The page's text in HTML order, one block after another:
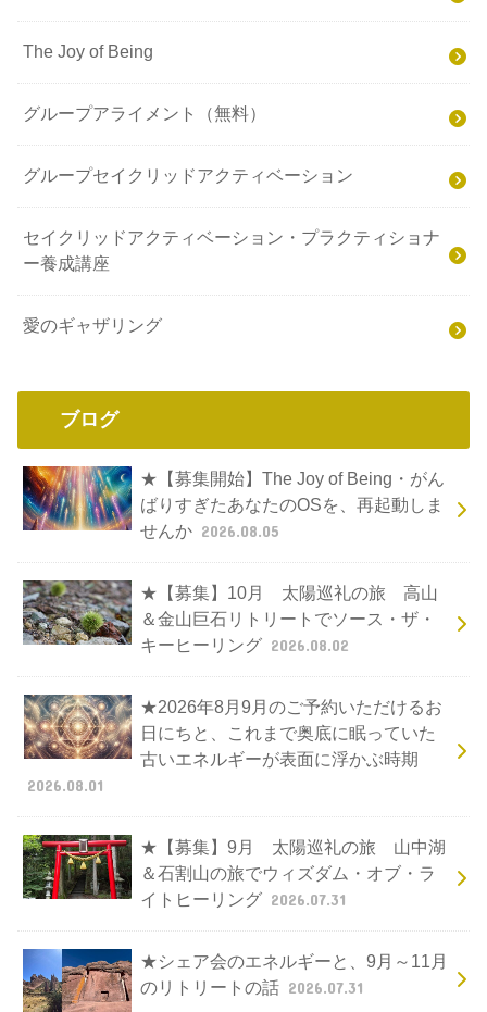
The Joy of Being
グループアライメント（無料）
グループセイクリッドアクティベーション
セイクリッドアクティベーション・プラクティショナ
ー養成講座
愛のギャザリング
ブログ
★【募集開始】The Joy of Being・がん
ばりすぎたあなたのOSを、再起動しま
せんか 2026.08.05
★【募集】10月 太陽巡礼の旅 高山
＆金山巨石リトリートでソース・ザ・
キーヒーリング 2026.08.02
★2026年8月9月のご予約いただけるお
日にちと、これまで奥底に眠っていた
古いエネルギーが表面に浮かぶ時期
2026.08.01
★【募集】9月 太陽巡礼の旅 山中湖
＆石割山の旅でウィズダム・オブ・ラ
イトヒーリング 2026.07.31
★シェア会のエネルギーと、9月～11月
のリトリートの話 2026.07.31